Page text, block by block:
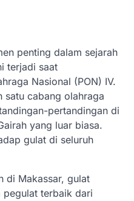
penting dalam sejarah
terjadi saat
Nasional (PON) IV.
satu cabang olahraga
pertandingan di
yang luar biasa.
gulat di seluruh
di Makassar, gulat
pegulat terbaik dari